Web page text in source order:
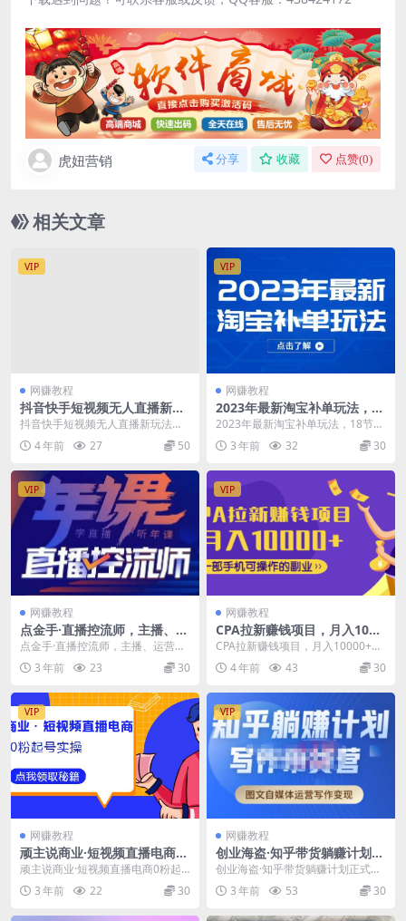
虎妞营销 分享 收藏 点赞(0)
相关文章
VIP
网赚教程
抖音快手短视频无人直播新玩
法，生日表白祝福，日赚几十
材）
抖音快手短视频无人直播新玩法，
生日表白祝福，日赚几十到几百
（教程+视频模板素材）...
4 年前 27 50
VIP
网赚教程
2023年最新淘宝补单玩法，18
节课让教你快速起新品，安全
2023年最新淘宝补单玩法，18节课
让教你快速起新品，安全不降权 课
程目录： 引...
3 年前 32 30
VIP
网赚教程
点金手·直播控流师，主播、运
营、老板课、商城课，一套课
让你全看懂
点金手·直播控流师，主播、运营、
老板课、商城课，一套课让你全看
懂 学习大纲 1....
3 年前 23 30
VIP
网赚教程
CPA拉新赚钱项目，月入1000
0+一部手机可操作的副业！
CPA拉新赚钱项目，月入10000+一
部手机可操作的副业！ 课程目录
【视频课】...
4 年前 43 30
VIP
网赚教程
顽主说商业·短视频直播电商0
粉起号实操，超800分钟超强
实操干活，高效时间、快速落
地拿成果
顽主说商业·短视频直播电商0粉起
号实操，超800分钟超强实操干
活，高效时间、快速...
3 年前 22 30
VIP
网赚教程
创业海盗·知乎带货躺赚计划正
式起航2.0，图文自媒体运营写
作变现
创业海盗·知乎带货躺赚计划正式起
航2.0，图文自媒体运营写作变现 课
程介绍： 课...
3 年前 53 30